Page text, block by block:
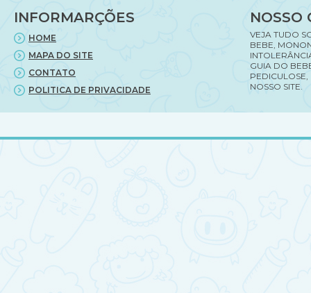
INFORMARÇÕES
HOME
MAPA DO SITE
CONTATO
POLITICA DE PRIVACIDADE
NOSSO
VEJA TUDO
BEBE,
GUIA DO
PEDICULOSE,
NOSSO SITE.